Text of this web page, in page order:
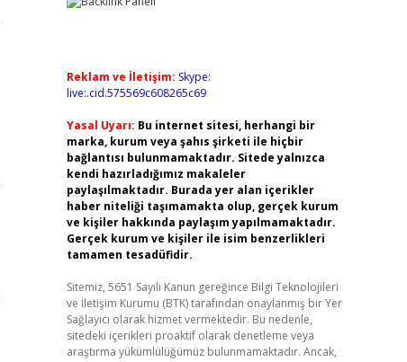
Reklam ve İletişim: Skype:
live:.cid.575569c608265c69
Yasal Uyarı: Bu internet sitesi, herhangi bir
marka, kurum veya şahıs şirketi ile hiçbir
bağlantısı bulunmamaktadır. Sitede yalnızca
kendi hazırladığımız makaleler
paylaşılmaktadır. Burada yer alan içerikler
haber niteliği taşımamakta olup, gerçek kurum
ve kişiler hakkında paylaşım yapılmamaktadır.
Gerçek kurum ve kişiler ile isim benzerlikleri
tamamen tesadüfidir.
Sitemiz, 5651 Sayılı Kanun gereğince Bilgi Teknolojileri
ve İletişim Kurumu (BTK) tarafından onaylanmış bir Yer
Sağlayıcı olarak hizmet vermektedir. Bu nedenle,
sitedeki içerikleri proaktif olarak denetleme veya
araştırma yükümlülüğümüz bulunmamaktadır. Ancak,